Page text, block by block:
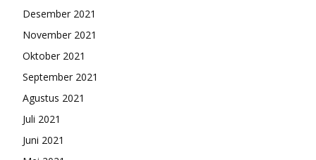
Desember 2021
November 2021
Oktober 2021
September 2021
Agustus 2021
Juli 2021
Juni 2021